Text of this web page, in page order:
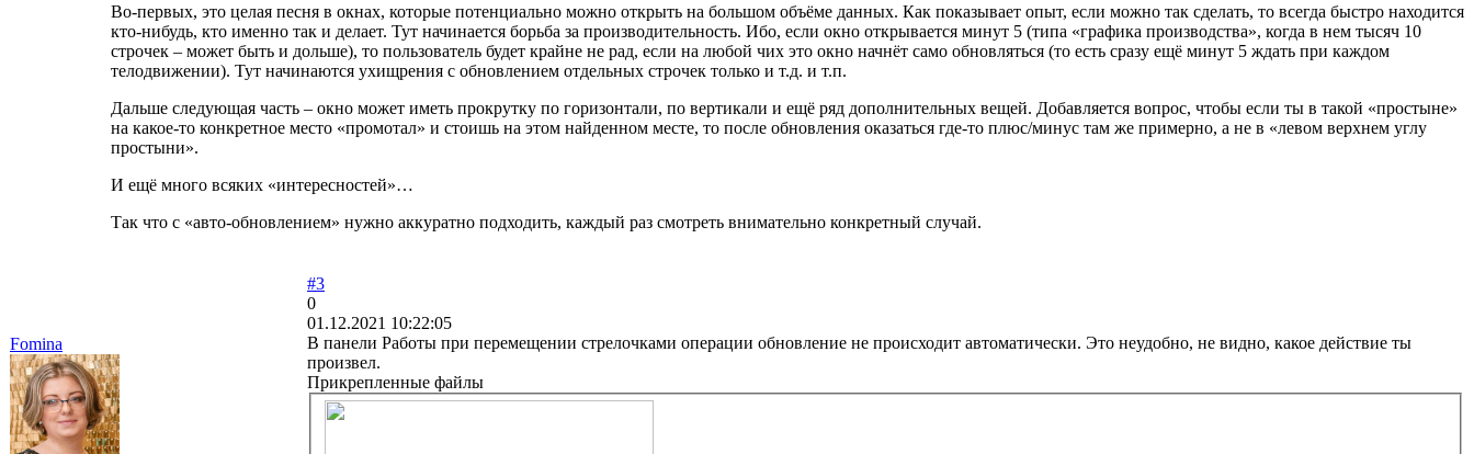
Во-первых, это целая песня в окнах, которые потенциально можно открыть на большом объёме данных. Как показывает опыт, если можно так сделать, то всегда быстро находится
кто-нибудь, кто именно так и делает. Тут начинается борьба за производительность. Ибо, если окно открывается минут 5 (типа «графика производства», когда в нем тысяч 10
строчек – может быть и дольше), то пользователь будет крайне не рад, если на любой чих это окно начнёт само обновляться (то есть сразу ещё минут 5 ждать при каждом
телодвижении). Тут начинаются ухищрения с обновлением отдельных строчек только и т.д. и т.п.
Дальше следующая часть – окно может иметь прокрутку по горизонтали, по вертикали и ещё ряд дополнительных вещей. Добавляется вопрос, чтобы если ты в такой «простыне»
на какое-то конкретное место «промотал» и стоишь на этом найденном месте, то после обновления оказаться где-то плюс/минус там же примерно, а не в «левом верхнем углу
простыни».
И ещё много всяких «интересностей»…
Так что с «авто-обновлением» нужно аккуратно подходить, каждый раз смотреть внимательно конкретный случай.
Fomina
#3
0
01.12.2021 10:22:05
В панели Работы при перемещении стрелочками операции обновление не происходит автоматически. Это неудобно, не видно, какое действие ты
произвел.
Прикрепленные файлы